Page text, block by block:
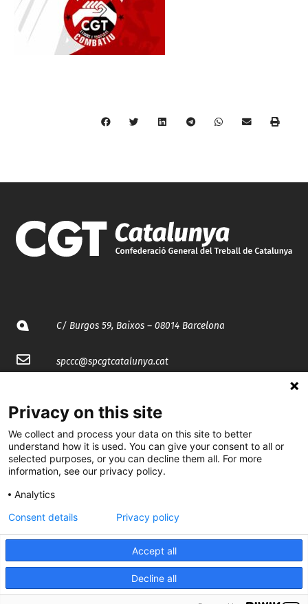
C/ Burgos 59, Baixos – 08014 Barcelona
spccc@spcgtcatalunya.cat
@CGTCatalunya
cgtcatalunya
cgtcatalunya
Desenvolupat per
Privacy on this site
We collect and process your data on this site to better
understand how it is used. You can give your consent to all or
selected purposes, or you can decline them all. For more
information, see our privacy policy.
Analytics
Accept all
Decline all
Consent details Privacy policy